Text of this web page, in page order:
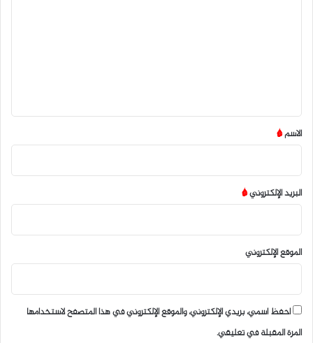
*
الاسم*
البريد الإلكتروني*
الموقع الإلكتروني
احفظ اسمي، بريدي الإلكتروني، والموقع الإلكتروني في هذا المتصفح لاستخدامها
المرة المقبلة في تعليقي.